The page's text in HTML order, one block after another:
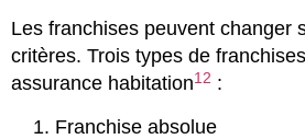
Les franchises peuvent changer
critères. Trois types de
assurance habitation12 :
Franchise absolue